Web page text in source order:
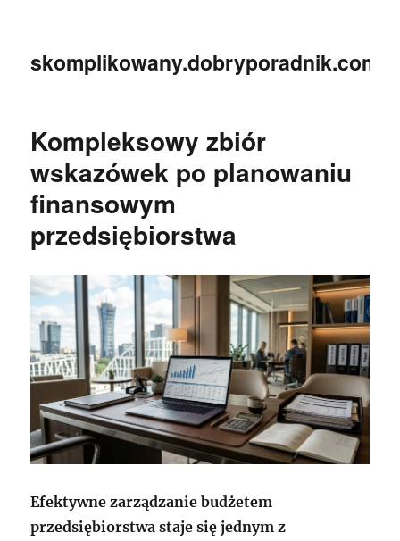
Kompleksowy zbiór
wskazówek po planowaniu
finansowym
przedsiębiorstwa
Efektywne zarządzanie budżetem
przedsiębiorstwa staje się jednym z